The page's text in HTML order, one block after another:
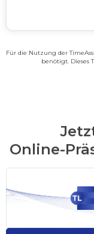
Für die Nutzung der
benötigt. Dieses
Online-